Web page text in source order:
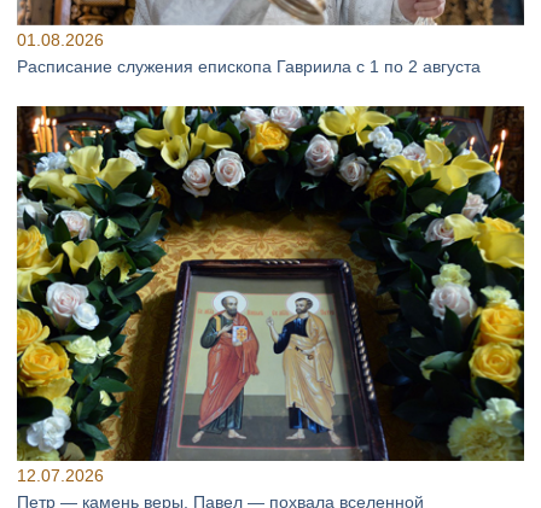
01.08.2026
Расписание служения епископа Гавриила с 1 по 2 августа
12.07.2026
Петр — камень веры, Павел — похвала вселенной